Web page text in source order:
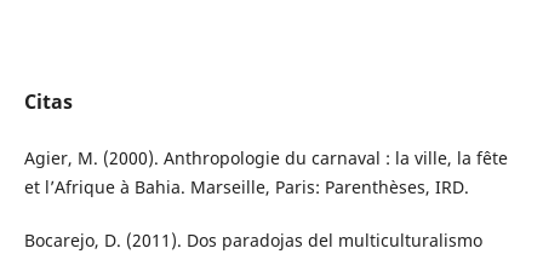
Citas
Agier, M. (2000). Anthropologie du carnaval : la ville, la fête
et l’Afrique à Bahia. Marseille, Paris: Parenthèses, IRD.
Bocarejo, D. (2011). Dos paradojas del multiculturalismo